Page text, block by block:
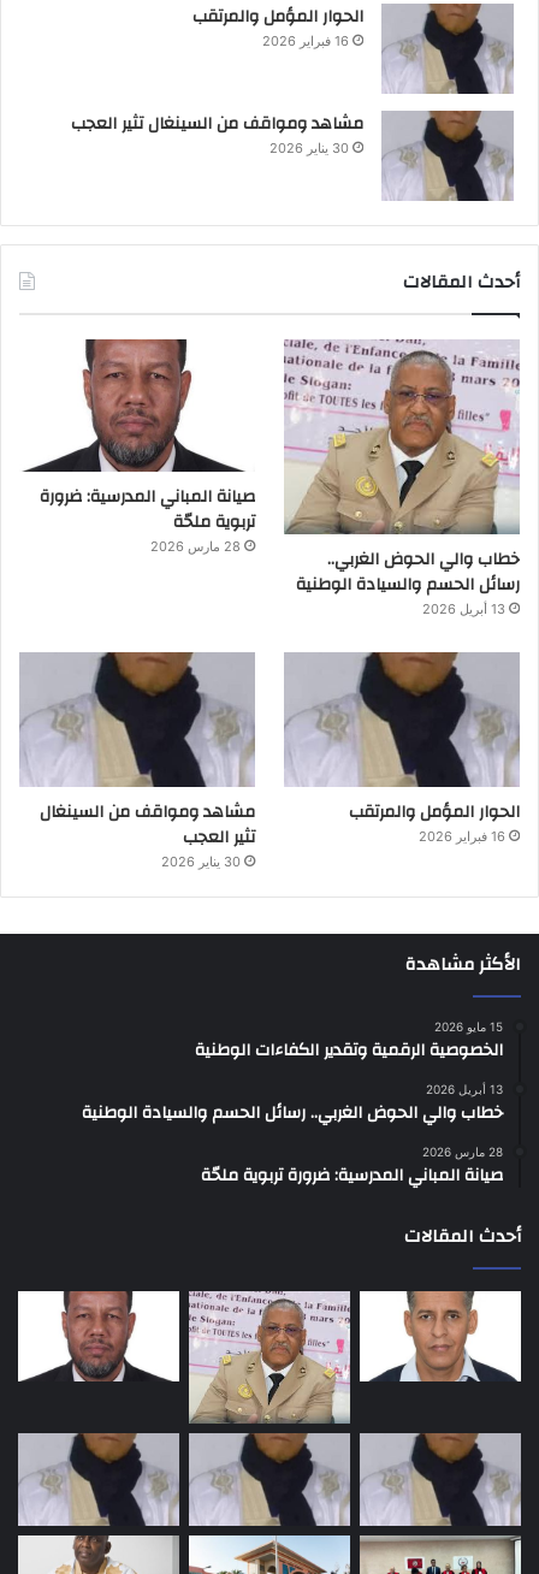
الحوار المؤمل والمرتقب
16 فبراير 2026
مشاهد ومواقف من السينغال تثير العجب
30 يناير 2026
أحدث المقالات
خطاب والي الحوض الغربي..
رسائل الحسم والسيادة الوطنية
13 أبريل 2026
صيانة المباني المدرسية: ضرورة
تربوية ملحّة
28 مارس 2026
الحوار المؤمل والمرتقب
16 فبراير 2026
مشاهد ومواقف من السينغال
تثير العجب
30 يناير 2026
الأكثر مشاهدة
15 مايو 2026
الخصوصية الرقمية وتقدير الكفاءات الوطنية
13 أبريل 2026
خطاب والي الحوض الغربي.. رسائل الحسم والسيادة الوطنية
28 مارس 2026
صيانة المباني المدرسية: ضرورة تربوية ملحّة
أحدث المقالات